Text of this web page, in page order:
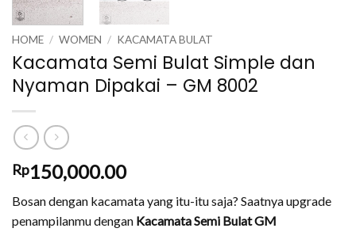
HOME / WOMEN / KACAMATA BULAT
Kacamata Semi Bulat Simple dan
Nyaman Dipakai – GM 8002
Rp150,000.00
Bosan dengan kacamata yang itu-itu saja? Saatnya upgrade
penampilanmu dengan Kacamata Semi Bulat GM